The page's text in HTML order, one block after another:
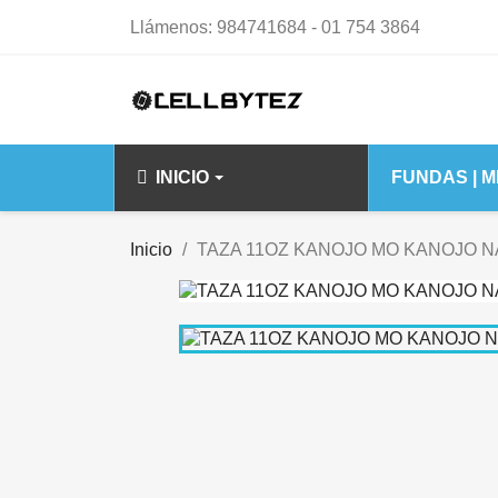
Llámenos: 984741684 - 01 754 3864
INICIO
IPHONE 14
IPHONE 14
FUNDAS |
Inicio TAZA 11OZ KANOJO MO KANOJO